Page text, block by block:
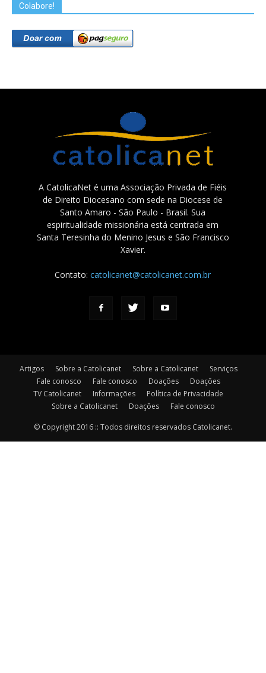
Colabore!
A CatolicaNet é uma Associação Privada de Fiéis
de Direito Diocesano com sede na Diocese de
Santo Amaro - São Paulo - Brasil. Sua
espiritualidade missionária está centrada em
Santa Teresinha do Menino Jesus e São Francisco
Xavier.
Contato:catolicanet@catolicanet.com.br
Artigos Sobre a Catolicanet Sobre a Catolicanet
Serviços
Fale conosco
Fale conosco Doações
Doações
TV Catolicanet
Informações
Política de Privacidade
Sobre a Catolicanet
Doações Fale conosco
© Copyright 2016 :: Todos direitos reservados Catolicanet.